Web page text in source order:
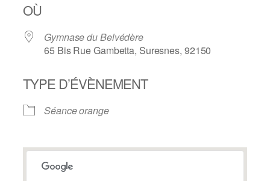
OÙ
Gymnase du Belvédère
65 Bis Rue Gambetta, Suresnes, 92150
TYPE D’ÉVÈNEMENT
Séance orange